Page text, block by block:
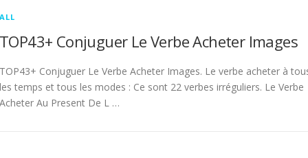
ALL
TOP43+ Conjuguer Le Verbe Acheter Images
TOP43+ Conjuguer Le Verbe Acheter Images. Le verbe acheter à
les temps et tous les modes : Ce sont 22 verbes irréguliers. Le Verbe
Acheter Au Present De L …